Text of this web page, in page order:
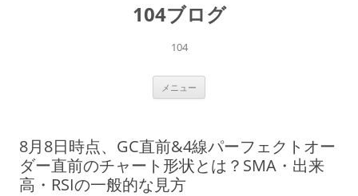
104ブログ
104
メニュー
8月8日時点、GC直前&4線パーフェクトオー
ダー直前のチャート形状とは？SMA・出来
高・RSIの一般的な見方